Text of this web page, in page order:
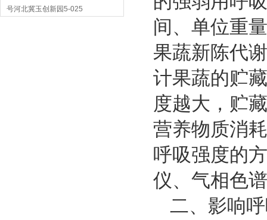
号河北冀玉创新园5-025
间、单位重
果蔬新陈代
计果蔬的贮
度越大，贮
营养物质消
呼吸强度的
仪、气相色
二、影响